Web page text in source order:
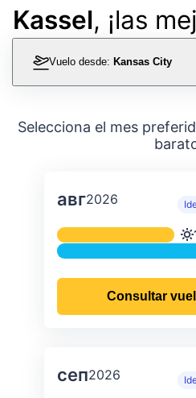
Kassel, ¡las
Vuelo desde: Kansas City
Selecciona el mes
авг2026
Temperatura y
Consultar
сеп2026